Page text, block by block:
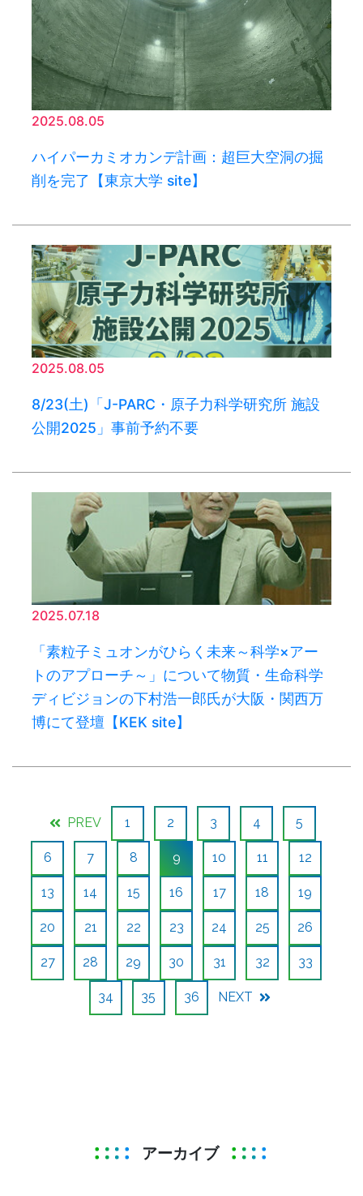
2025.08.05
ハイパーカミオカンデ計画：超巨大空洞の掘
削を完了【東京大学 site】
2025.08.05
8/23(土)「J-PARC・原子力科学研究所 施設
公開2025」事前予約不要
2025.07.18
「素粒子ミュオンがひらく未来～科学×アー
トのアプローチ～」について物質・生命科学
ディビジョンの下村浩一郎氏が大阪・関西万
博にて登壇【KEK site】
PREV 1 2 3 4 5
6 7 8 9 10 11 12
13 14 15 16 17 18 19
20 21 22 23 24 25 26
27 28 29 30 31 32 33
34 35 36 NEXT
アーカイブ